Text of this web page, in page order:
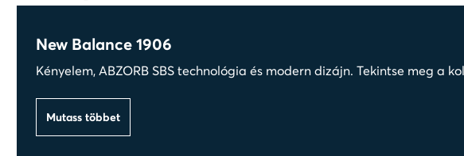
New Balance 1906
Kényelem, ABZORB SBS technológia és modern dizájn. Tekintse meg a
Mutass többet